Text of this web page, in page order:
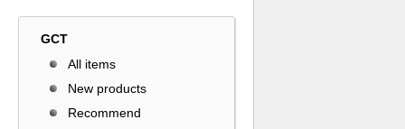
GCT
All items
New products
Recommend